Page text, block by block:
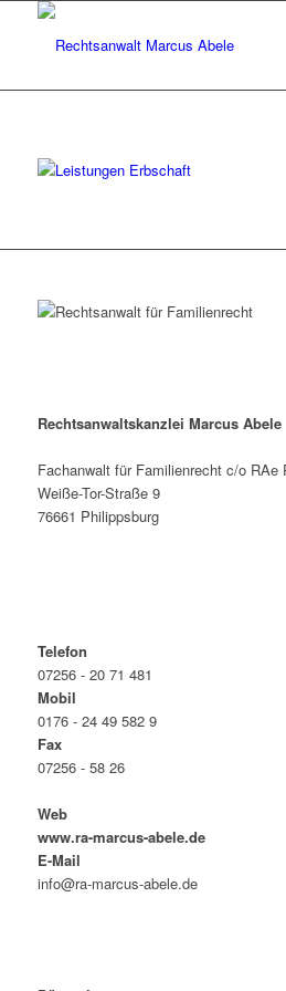
Rechtsanwaltskanzlei Marcus Abele
Fachanwalt für Familienrecht c/o RAe
Weiße-Tor-Straße 9
76661 Philippsburg
Telefon
07256 - 20 71 481
Mobil
0176 - 24 49 582 9
Fax
07256 - 58 26
Web
www.ra-marcus-abele.de
E-Mail
info@ra-marcus-abele.de